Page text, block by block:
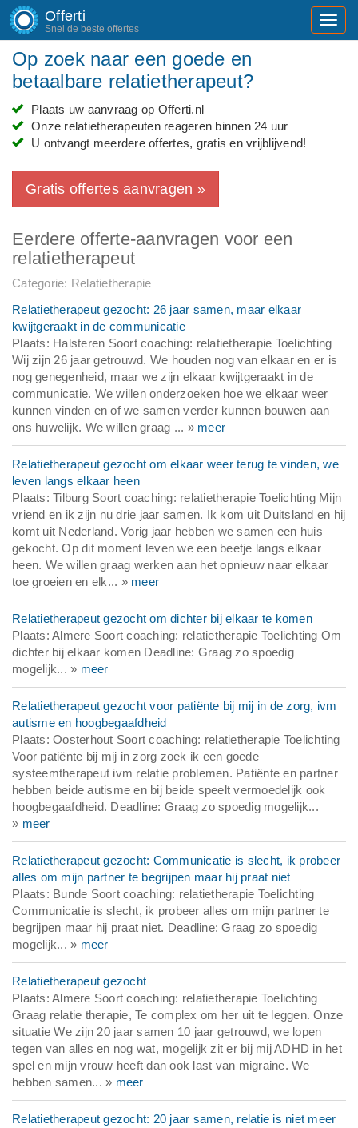
Offerti
Snel de beste offertes
Op zoek naar een goede en
betaalbare relatietherapeut?
Plaats uw aanvraag op Offerti.nl
Onze relatietherapeuten reageren binnen 24 uur
U ontvangt meerdere offertes, gratis en vrijblijvend!
Gratis offertes aanvragen »
Eerdere offerte-aanvragen voor een
relatietherapeut
Categorie: Relatietherapie
Relatietherapeut gezocht: 26 jaar samen, maar elkaar
kwijtgeraakt in de communicatie
Plaats: Halsteren Soort coaching: relatietherapie Toelichting
Wij zijn 26 jaar getrouwd. We houden nog van elkaar en er is
nog genegenheid, maar we zijn elkaar kwijtgeraakt in de
communicatie. We willen onderzoeken hoe we elkaar weer
kunnen vinden en of we samen verder kunnen bouwen aan
ons huwelijk. We willen graag ... » meer
Relatietherapeut gezocht om elkaar weer terug te vinden, we
leven langs elkaar heen
Plaats: Tilburg Soort coaching: relatietherapie Toelichting Mijn
vriend en ik zijn nu drie jaar samen. Ik kom uit Duitsland en hij
komt uit Nederland. Vorig jaar hebben we samen een huis
gekocht. Op dit moment leven we een beetje langs elkaar
heen. We willen graag werken aan het opnieuw naar elkaar
toe groeien en elk... » meer
Relatietherapeut gezocht om dichter bij elkaar te komen
Plaats: Almere Soort coaching: relatietherapie Toelichting Om
dichter bij elkaar komen Deadline: Graag zo spoedig
mogelijk... » meer
Relatietherapeut gezocht voor patiënte bij mij in de zorg, ivm
autisme en hoogbegaafdheid
Plaats: Oosterhout Soort coaching: relatietherapie Toelichting
Voor patiënte bij mij in zorg zoek ik een goede
systeemtherapeut ivm relatie problemen. Patiënte en partner
hebben beide autisme en bij beide speelt vermoedelijk ook
hoogbegaafdheid. Deadline: Graag zo spoedig mogelijk...
» meer
Relatietherapeut gezocht: Communicatie is slecht, ik probeer
alles om mijn partner te begrijpen maar hij praat niet
Plaats: Bunde Soort coaching: relatietherapie Toelichting
Communicatie is slecht, ik probeer alles om mijn partner te
begrijpen maar hij praat niet. Deadline: Graag zo spoedig
mogelijk... » meer
Relatietherapeut gezocht
Plaats: Almere Soort coaching: relatietherapie Toelichting
Graag relatie therapie, Te complex om her uit te leggen. Onze
situatie We zijn 20 jaar samen 10 jaar getrouwd, we lopen
tegen van alles en nog wat, mogelijk zit er bij mij ADHD in het
spel en mijn vrouw heeft dan ook last van migraine. We
hebben samen... » meer
Relatietherapeut gezocht: 20 jaar samen, relatie is niet meer